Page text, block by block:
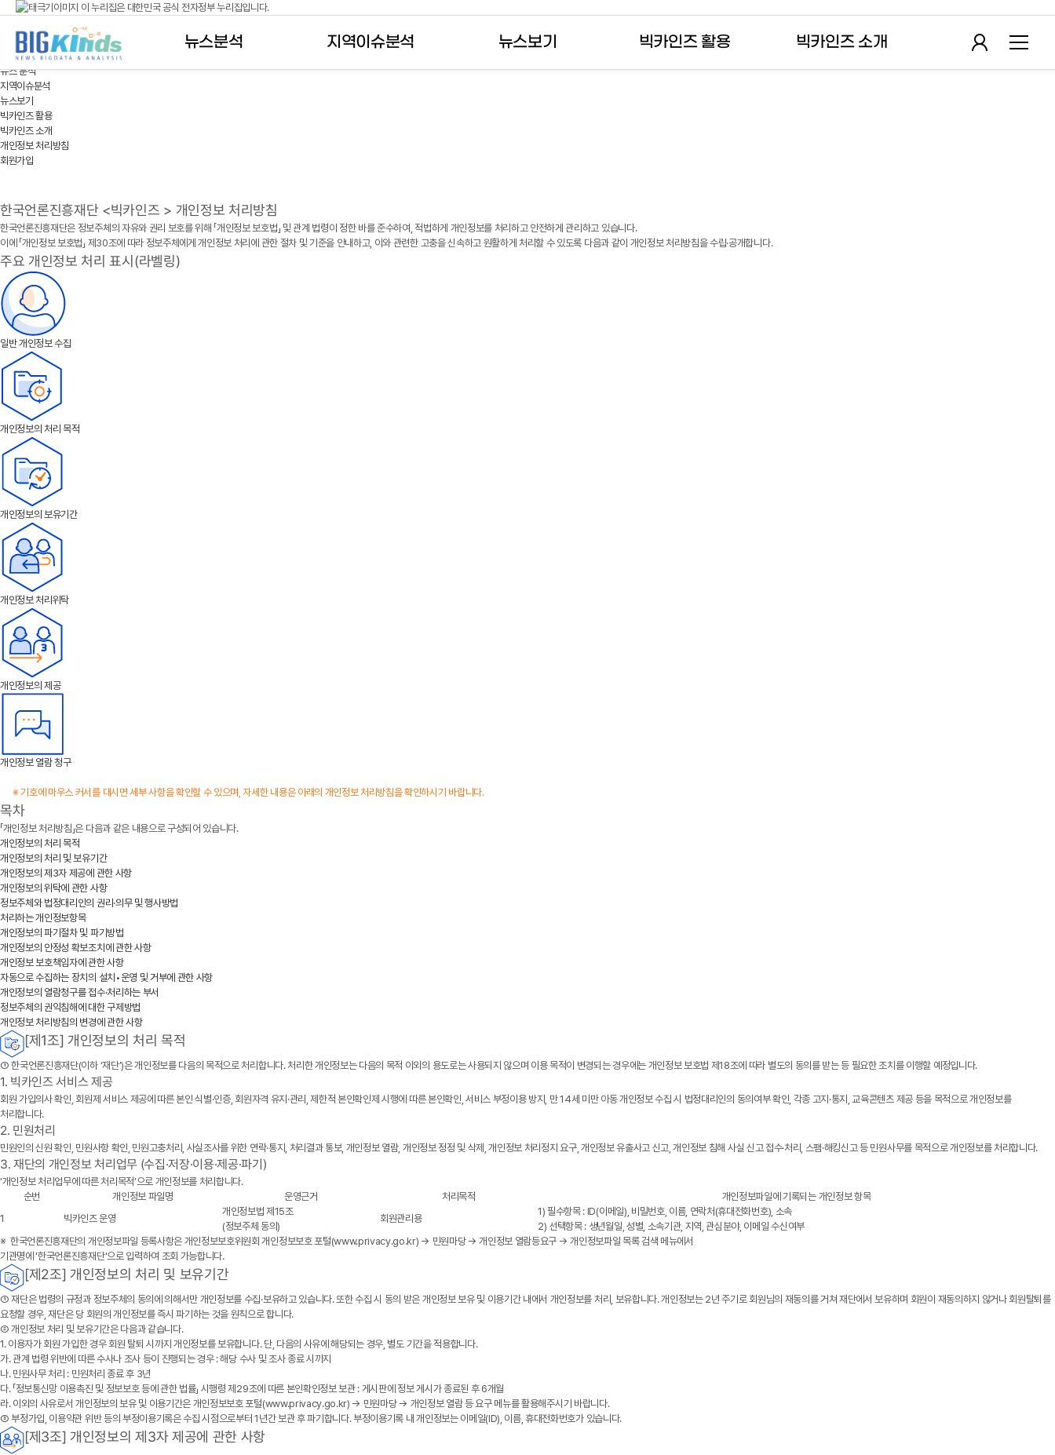
이 누리집은 대한민국 공식 전자정부 누리집입니다.
공식 누리집 주소 확인하기
go.kr 주소를 사용하는 누리집은 대한민국 정부기관이 관리하는 누리집입니다.
운영중인 공식 누리집보기
뉴스분석 지역이슈분석 뉴스보기 빅카인즈 활용 빅카인즈 소개
개인정보 처리방침
뉴스 분석
지역이슈분석
뉴스보기
빅카인즈 활용
빅카인즈 소개
개인정보 처리방침
회원가입
한국언론진흥재단 <빅카인즈 > 개인정보 처리방침
한국언론진흥재단은 정보주체의 자유와 권리 보호를 위해 「개인정보 보호법」 및 관계 법령이 정한 바를 준수하여, 적법하게 개인정보를 처리하고 안전하게 관리하고 있습니다.
이에 「개인정보 보호법」 제30조에 따라 정보주체에게 개인정보 처리에 관한 절차 및 기준을 안내하고, 이와 관련한 고충을 신속하고 원활하게 처리할 수 있도록 다음과 같이 개인정보 처리방침을 수립·공개합니다.
주요 개인정보 처리 표시(라벨링)
일반 개인정보 수집
개인정보의 처리 목적
개인정보의 보유기간
개인정보 처리위탁
개인정보의 제공
개인정보 열람 청구
※ 기호에 마우스 커서를 대시면 세부 사항을 확인할 수 있으며, 자세한 내용은 아래의 개인정보 처리방침을 확인하시기 바랍니다.
목차
「개인정보 처리방침」은 다음과 같은 내용으로 구성되어 있습니다.
개인정보의 처리 목적
개인정보의 처리 및 보유기간
개인정보의 제3자 제공에 관한 사항
개인정보의 위탁에 관한 사항
정보주체와 법정대리인의 권리·의무 및 행사방법
처리하는 개인정보항목
개인정보의 파기절차 및 파기방법
개인정보의 안정성 확보조치에 관한 사항
개인정보 보호책임자에 관한 사항
자동으로 수집하는 장치의 설치•운영 및 거부에 관한 사항
개인정보의 열람청구를 접수·처리하는 부서
정보주체의 권익침해에 대한 구제방법
개인정보 처리방침의 변경에 관한 사항
[제1조] 개인정보의 처리 목적
① 한국언론진흥재단(이하 ‘재단’)은 개인정보를 다음의 목적으로 처리합니다. 처리한 개인정보는 다음의 목적 이외의 용도로는 사용되지 않으며 이용 목적이 변경되는 경우에는 개인정보 보호법 제18조에 따라 별도의 동의를 받는 등 필요한 조치를 이행할 예정입니다.
1. 빅카인즈 서비스 제공
회원 가입의사 확인, 회원제 서비스 제공에 따른 본인 식별·인증, 회원자격 유지·관리, 제한적 본인확인제 시행에 따른 본인확인, 서비스 부정이용 방지, 만 14세 미만 아동 개인정보 수집 시 법정대리인의 동의여부 확인, 각종 고지·통지, 교육콘텐츠 제공 등을 목적으로 개인정보를
처리합니다.
2. 민원처리
민원인의 신원 확인, 민원사항 확인, 민원고충처리, 사실조사를 위한 연락·통지, 처리결과 통보, 개인정보 열람, 개인정보 정정 및 삭제, 개인정보 처리정지 요구, 개인정보 유출사고 신고, 개인정보 침해 사실 신고 접수·처리, 스팸·해킹신고 등 민원사무를 목적으로 개인정보를 처리합니다.
3. 재단의 개인정보 처리업무 (수집·저장·이용·제공·파기)
‘개인정보 처리업무에 따른 처리목적’으로 개인정보를 처리합니다.
순번
개인정보 파일명 운영근거 처리목적
개인정보파일에 기록되는 개인정보 항목
1
빅카인즈 운영
개인정보법 제15조
(정보주체 동의)
회원관리용
1) 필수항목 : ID(이메일), 비밀번호, 이름, 연락처(휴대전화번호), 소속
2) 선택항목 : 생년월일, 성별, 소속기관, 지역, 관심분야, 이메일 수신여부
※ 한국언론진흥재단의 개인정보파일 등록사항은 개인정보보호위원회 개인정보보호 포털(www.privacy.go.kr) → 민원마당 → 개인정보 열람등요구 → 개인정보파일 목록 검색 메뉴에서
기관명에 '한국언론진흥재단'으로 입력하여 조회 가능합니다.
[제2조] 개인정보의 처리 및 보유기간
① 재단은 법령의 규정과 정보주체의 동의에 의해서만 개인정보를 수집·보유하고 있습니다. 또한 수집 시 동의 받은 개인정보 보유 및 이용기간 내에서 개인정보를 처리, 보유합니다.개인정보는 2년 주기로 회원님의 재동의를 거쳐 재단에서 보유하며 회원이 재동의하지 않거나 회원탈퇴를
요청할 경우, 재단은 당 회원의 개인정보를 즉시 파기하는 것을 원칙으로 합니다.
② 개인정보 처리 및 보유기간은 다음과 같습니다.
1. 이용자가 회원 가입한 경우 회원 탈퇴 시까지 개인정보를 보유합니다. 단, 다음의 사유에 해당되는 경우, 별도 기간을 적용합니다.
가. 관계 법령 위반에 따른 수사나 조사 등이 진행되는 경우 : 해당 수사 및 조사 종료 시까지
나. 민원사무 처리 : 민원처리 종료 후 3년
다. 「정보통신망 이용촉진 및 정보보호 등에 관한 법률」 시행령 제29조에 따른 본인확인정보 보관 : 게시판에 정보 게시가 종료된 후 6개월
라. 이외의 사유로서 개인정보의 보유 및 이용기간은 개인정보보호 포털(www.privacy.go.kr) → 민원마당 → 개인정보 열람 등 요구 메뉴를 활용해주시기 바랍니다.
③ 부정가입, 이용약관 위반 등의 부정이용기록은 수집 시점으로부터 1년간 보관 후 파기합니다. 부정이용기록 내 개인정보는 이메일(ID), 이름, 휴대전화번호가 있습니다.
[제3조] 개인정보의 제3자 제공에 관한 사항